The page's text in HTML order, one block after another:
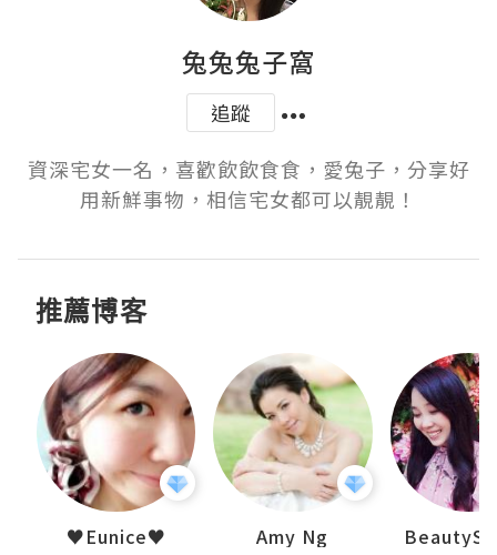
兔兔兔子窩
追蹤
資深宅女一名，喜歡飲飲食食，愛兔子，分享好
用新鮮事物，相信宅女都可以靚靚！
推薦博客
♥Eunice♥ Amy Ng